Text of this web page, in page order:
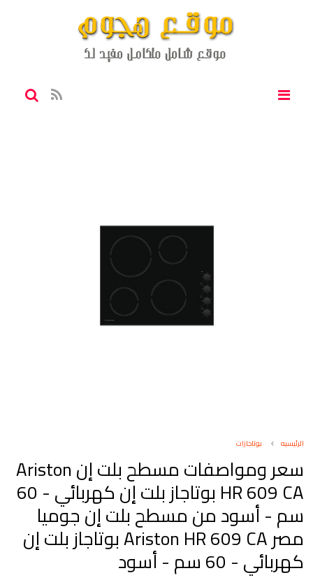
الرئيسيه بوتاجازات
سعر ومواصفات مسطح بلت إن Ariston
HR 609 CA بوتاجاز بلت إن كهربائي - 60
سم - أسود من مسطح بلت إن جوميا
مصر Ariston HR 609 CA بوتاجاز بلت إن
كهربائي - 60 سم - أسود